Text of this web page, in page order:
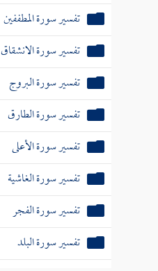
تفسير سورة المطففين
تفسير سورة الانشقاق
تفسير سورة البروج
تفسير سورة الطارق
تفسير سورة الأعلى
تفسير سورة الغاشية
تفسير سورة الفجر
تفسير سورة البلد